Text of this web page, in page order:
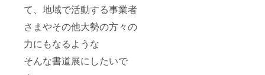
て、地域で活動する事業者
さまやその他大勢の方々の
力にもなるような
そんな書道展にしたいで